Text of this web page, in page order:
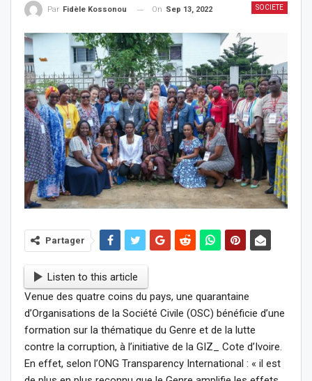
SOCIETE
Par Fidèle Kossonou On Sep 13, 2022
Partager
Listen to this article
Venue des quatre coins du pays, une quarantaine
d’Organisations de la Société Civile (OSC) bénéficie d’une
formation sur la thématique du Genre et de la lutte
contre la corruption, à l’initiative de la GIZ_ Cote d’Ivoire.
En effet, selon l’ONG Transparency International : « il est